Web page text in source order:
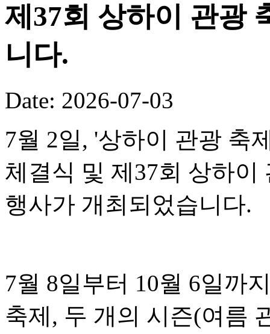
제37회 상하이 관광
니다.
Date: 2026-07-03
7월 2일, '상하이 관광 축
체결식 및 제37회 상하
행사가 개최되었습니다.
7월 8일부터 10월 6일까
축제, 두 개의 시즌(여름